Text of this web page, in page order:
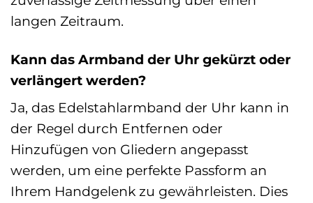
langen Zeitraum.
Kann das Armband der Uhr gekürzt oder
verlängert werden?
Ja, das Edelstahlarmband der Uhr kann in
der Regel durch Entfernen oder
Hinzufügen von Gliedern angepasst
werden, um eine perfekte Passform an
Ihrem Handgelenk zu gewährleisten. Dies